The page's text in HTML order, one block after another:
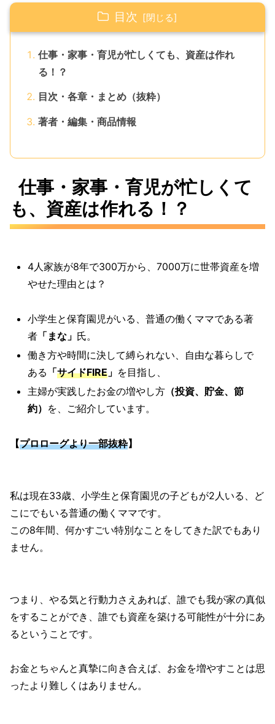
目次
仕事・家事・育児が忙しくても、資産は作れ
る！？
目次・各章・まとめ（抜粋）
著者・編集・商品情報
仕事・家事・育児が忙しくて
も、資産は作れる！？
4人家族が8年で300万から、7000万に世帯資産を増
やせた理由とは？
小学生と保育園児がいる、普通の働くママである著
者 「まな」 氏。
働き方や時間に決して縛られない、自由な暮らしで
ある 「サイドFIRE 」 を目指し、
主婦が実践したお金の増やし方 （投資、貯金、節
約） を、ご紹介しています。
【プロローグより一部抜粋】
私は現在33歳、小学生と保育園児の子どもが2人いる、ど
こにでもいる普通の働くママです。
この8年間、何かすごい特別なことをしてきた訳でもあり
ません。
つまり、やる気と行動力さえあれば、誰でも我が家の真似
をすることができ、誰でも資産を築ける可能性が十分にあ
るということです。
お金とちゃんと真摯に向き合えば、お金を増やすことは思
ったより難しくはありません。